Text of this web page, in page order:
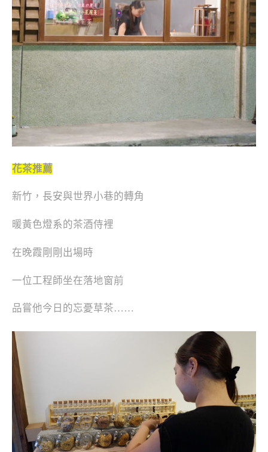
花茶推薦
新竹，長安與世界小巷的轉角
暖黃色燈系的茶酒侍裡
在晚霞剛剛出場時
一位工程師坐在落地窗前
品嘗他今日的忘憂草茶……